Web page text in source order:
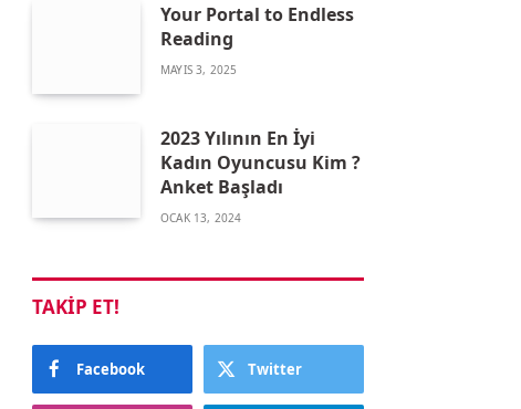
Your Portal to Endless
Reading
MAYIS 3, 2025
2023 Yılının En İyi
Kadın Oyuncusu Kim ?
Anket Başladı
OCAK 13, 2024
TAKIP ET!
Facebook Twitter